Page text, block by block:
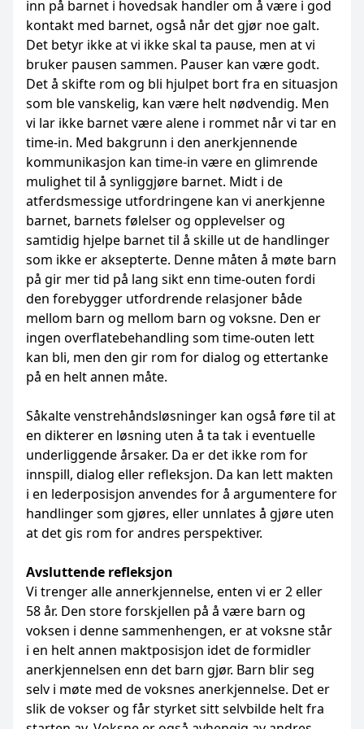
inn på barnet i hovedsak handler om å være i god
kontakt med barnet, også når det gjør noe galt.
Det betyr ikke at vi ikke skal ta pause, men at vi
bruker pausen sammen. Pauser kan være godt.
Det å skifte rom og bli hjulpet bort fra en situasjon
som ble vanskelig, kan være helt nødvendig. Men
vi lar ikke barnet være alene i rommet når vi tar en
time-in. Med bakgrunn i den anerkjennende
kommunikasjon kan time-in være en glimrende
mulighet til å synliggjøre barnet. Midt i de
atferdsmessige utfordringene kan vi anerkjenne
barnet, barnets følelser og opplevelser og
samtidig hjelpe barnet til å skille ut de handlinger
som ikke er aksepterte. Denne måten å møte barn
på gir mer tid på lang sikt enn time-outen fordi
den forebygger utfordrende relasjoner både
mellom barn og mellom barn og voksne. Den er
ingen overflatebehandling som time-outen lett
kan bli, men den gir rom for dialog og ettertanke
på en helt annen måte.
Såkalte venstrehåndsløsninger kan også føre til at
en dikterer en løsning uten å ta tak i eventuelle
underliggende årsaker. Da er det ikke rom for
innspill, dialog eller refleksjon. Da kan lett makten
i en lederposisjon anvendes for å argumentere for
handlinger som gjøres, eller unnlates å gjøre uten
at det gis rom for andres perspektiver.
Avsluttende refleksjon
Vi trenger alle annerkjennelse, enten vi er 2 eller
58 år. Den store forskjellen på å være barn og
voksen i denne sammenhengen, er at voksne står
i en helt annen maktposisjon idet de formidler
anerkjennelsen enn det barn gjør. Barn blir seg
selv i møte med de voksnes anerkjennelse. Det er
slik de vokser og får styrket sitt selvbilde helt fra